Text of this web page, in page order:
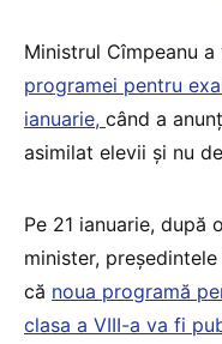
Ministrul Cîmpeanu
programei pentru
ianuarie, când a
asimilat elevii și nu
Pe 21 ianuarie, după
minister,
că noua programă
clasa a VIII-a va fi